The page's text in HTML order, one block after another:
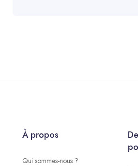
À propos
Qui sommes-nous ?